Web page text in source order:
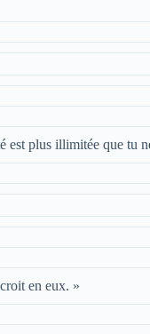
est plus illimitée que tu
en eux. »